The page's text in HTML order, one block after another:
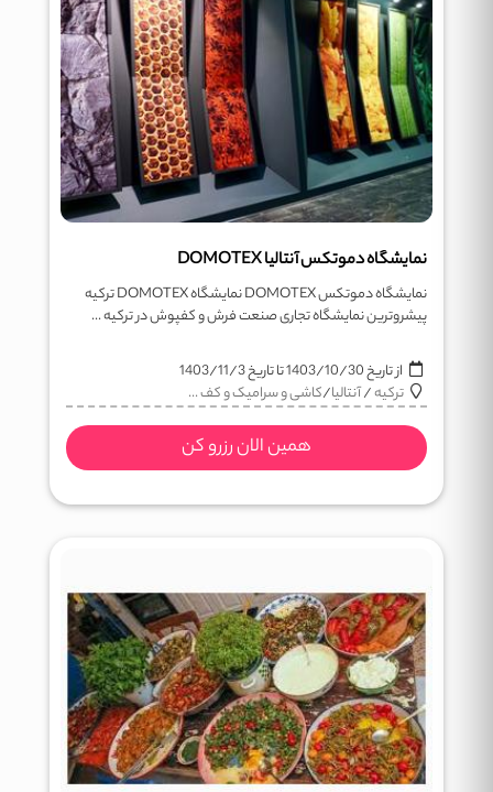
نمایشگاه دموتکس آنتالیا DOMOTEX
نمایشگاه دموتکس DOMOTEX نمایشگاه DOMOTEX ترکیه
پیشروترین نمایشگاه تجاری صنعت فرش و کفپوش در ترکیه ...
از تاریخ1403/10/30تا تاریخ1403/11/3
ترکیه/آنتالیا/کاشی و سرامیک و کف ...
همین الان رزرو کن